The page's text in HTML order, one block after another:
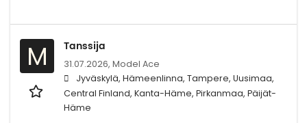
M Tanssija
31.07.2026, Model Ace
Jyväskylä, Hämeenlinna, Tampere, Uusimaa,
Central Finland, Kanta-Häme, Pirkanmaa, Päijät-
Häme